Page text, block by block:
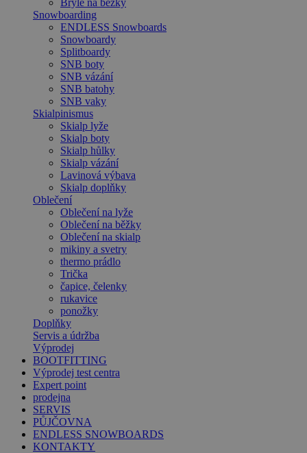
Brýle na běžky
Snowboarding
ENDLESS Snowboards
Snowboardy
Splitboardy
SNB boty
SNB vázání
SNB batohy
SNB vaky
Skialpinismus
Skialp lyže
Skialp boty
Skialp hůlky
Skialp vázání
Lavinová výbava
Skialp doplňky
Oblečení
Oblečení na lyže
Oblečení na běžky
Oblečení na skialp
mikiny a svetry
thermo prádlo
Trička
čapice, čelenky
rukavice
ponožky
Doplňky
Servis a údržba
Výprodej
BOOTFITTING
Výprodej test centra
Expert point
prodejna
SERVIS
PŮJČOVNA
ENDLESS SNOWBOARDS
KONTAKTY